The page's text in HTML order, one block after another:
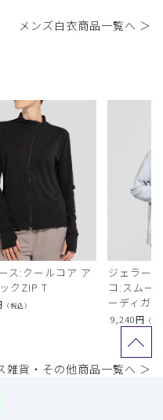
メンズ白衣商品一覧へ ＞
ス:クールコア ア
クZIP T
（税込）
ジェラー
コ:スムー
ーディガン
9,240円 （税
雑貨・その他商品一覧へ ＞